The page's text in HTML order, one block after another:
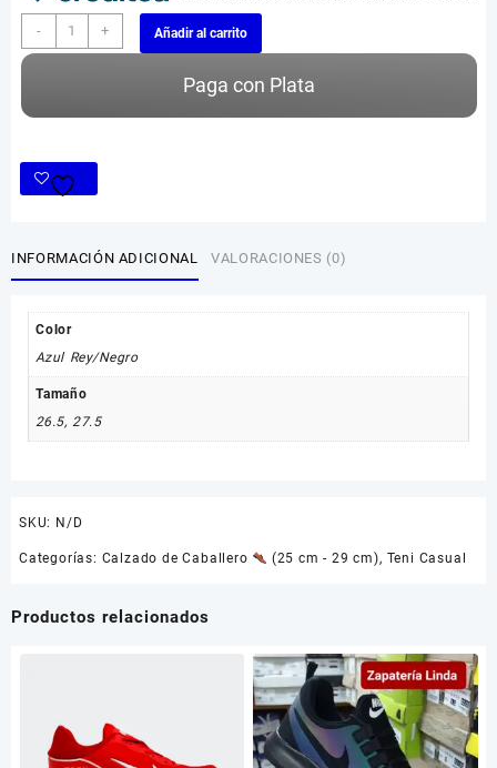
-
Adidas
Estilo
+ Añadir al carrito
Paga con Plata
INFORMACIÓN ADICIONAL VALORACIONES (0)
Color
Azul Rey/Negro
Tamaño
26.5,27.5
SKU: N/D
Categorías: Calzado de Caballero (25 cm - 29 cm), Teni Casual
Productos relacionados